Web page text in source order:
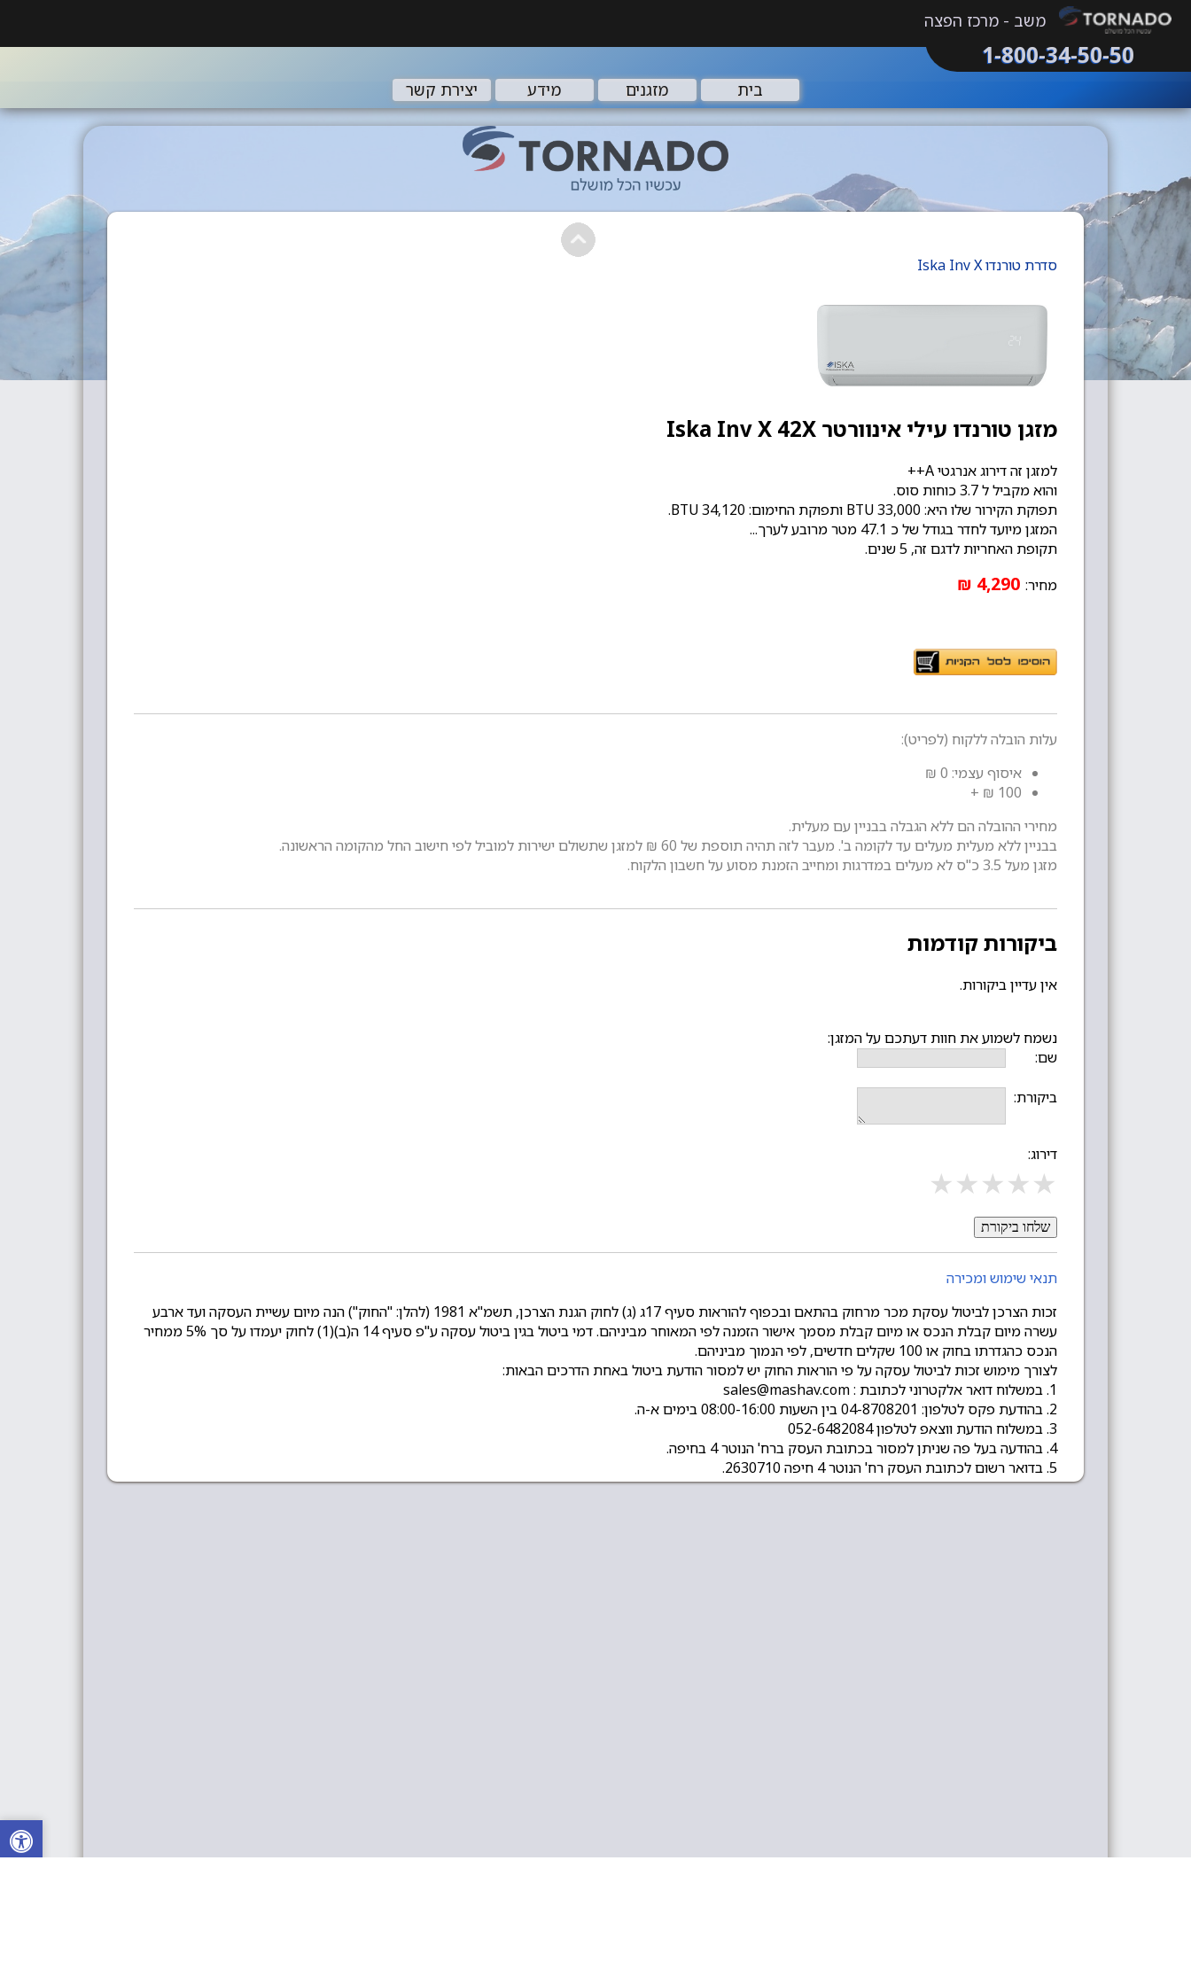
משב - מרכז הפצה
1-800-34-50-50
בית מזגנים מידע יצירת קשר
סדרת טורנדו Iska Inv X
מזגן טורנדו עילי אינוורטר Iska Inv X 42X
למזגן זה דירוג אנרגטי A++
והוא מקביל ל 3.7 כוחות סוס.
תפוקת הקירור שלו היא: 33,000 BTU ותפוקת החימום: 34,120 BTU.
המזגן מיועד לחדר בגודל של כ 47.1 מטר מרובע לערך...
תקופת האחריות לדגם זה, 5 שנים.
מחיר: 4,290 ₪
עלות הובלה ללקוח (לפריט):
איסוף עצמי: 0 ₪
100 ₪ +
מחירי ההובלה הם ללא הגבלה בבניין עם מעלית.
בבניין ללא מעלית מעלים עד לקומה ב'. מעבר לזה תהיה תוספת של 60 ₪ למזגן שתשולם ישירות למוביל לפי חישוב החל מהקומה הראשונה.
מזגן מעל 3.5 כ"ס לא מעלים במדרגות ומחייב הזמנת מסוע על חשבון הלקוח.
ביקורות קודמות
אין עדיין ביקורות.
נשמח לשמוע את חוות דעתכם על המזגן:
שם:
ביקורת:
דירוג:
★★★★★
שלחו ביקורת
תנאי שימוש ומכירה
זכות הצרכן לביטול עסקת מכר מרחוק בהתאם ובכפוף להוראות סעיף 17ג (ג) לחוק הגנת הצרכן, תשמ"א 1981 (להלן: "החוק") הנה מיום עשיית העסקה ועד ארבע
עשרה מיום קבלת הנכס או מיום קבלת מסמך אישור הזמנה לפי המאוחר מביניהם. דמי ביטול בגין ביטול עסקה ע"פ סעיף 14 ה(ב)(1) לחוק יעמדו על סך 5% ממחיר
הנכס כהגדרתו בחוק או 100 שקלים חדשים, לפי הנמוך מביניהם.
לצורך מימוש זכות לביטול עסקה על פי הוראות החוק יש למסור הודעת ביטול באחת הדרכים הבאות:
1. במשלוח דואר אלקטרוני לכתובת : sales@mashav.com
2. בהודעת פקס לטלפון: 04-8708201 בין השעות 08:00-16:00 בימים א-ה.
3. במשלוח הודעת ווצאפ לטלפון 052-6482084
4. בהודעה בעל פה שניתן למסור בכתובת העסק ברח' הנוטר 4 בחיפה.
5. בדואר רשום לכתובת העסק רח' הנוטר 4 חיפה 2630710.